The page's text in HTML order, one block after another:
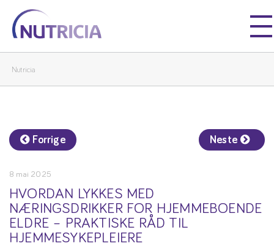
Nutricia
Nutricia
Nutricia
Forrige Neste
8 mai 2025
HVORDAN LYKKES MED
NÆRINGSDRIKKER FOR HJEMMEBOENDE
ELDRE – PRAKTISKE RÅD TIL
HJEMMESYKEPLEIERE